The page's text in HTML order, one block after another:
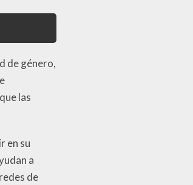
de género,
las
en su
a
de